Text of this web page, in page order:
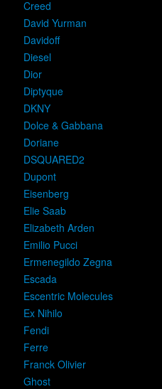
Creed
David Yurman
Davidoff
Diesel
Dior
Diptyque
DKNY
Dolce & Gabbana
Doriane
DSQUARED2
Dupont
Eisenberg
Elie Saab
Elizabeth Arden
Emilio Pucci
Ermenegildo Zegna
Escada
Escentric Molecules
Ex Nihilo
Fendi
Ferre
Franck Olivier
Ghost